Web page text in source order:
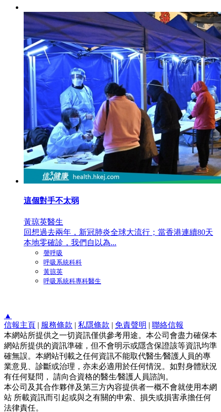
這個對手不太弱
黃琼英醫生
回想過去兩年，新冠肺炎全球大流行；當香港連續80天
本地零確診，我們自以為...
謦呼吸
呼吸系統科科
黃琼英
呼吸系統科專科醫生
▲
信報主頁 | 服務條款 | 私隱條款 | 免責聲明 | 聯絡信報
本網站所提供之一切資訊僅供參考用途。本公司會盡力確保本
網站所提供的資訊準確，但不會明示或隱含保證該等資訊均準
確無誤。本網站刊載之任何資訊不能取代醫生∕醫護人員的專
業意見、診斷或治理，亦未必適用於任何情況。如對身體狀況
有任何疑問， 請向合資格的醫生∕醫護人員諮詢。
本公司及其合作夥伴及第三方內容提供者一概不會就使用本網
站 所載資訊而引起或與之有關的申索、損失或損害承擔任何
法律責任。